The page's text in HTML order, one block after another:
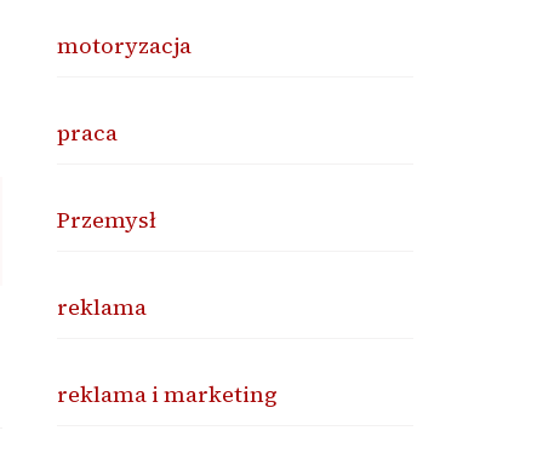
motoryzacja
praca
Przemysł
reklama
reklama i marketing